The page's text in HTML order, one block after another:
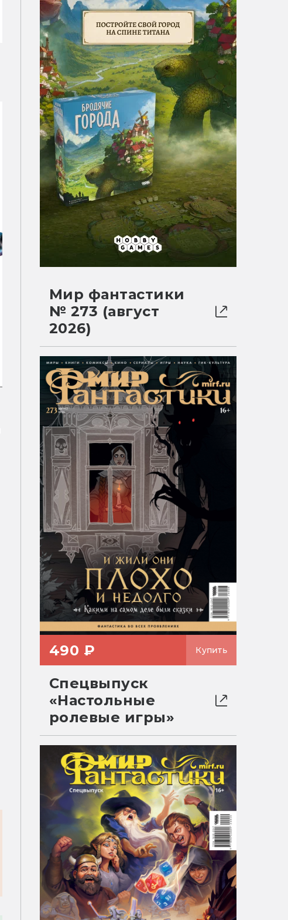
Мир фантастики
№ 273 (август
2026)
490 ₽ Купить
Спецвыпуск
«Настольные
ролевые игры»